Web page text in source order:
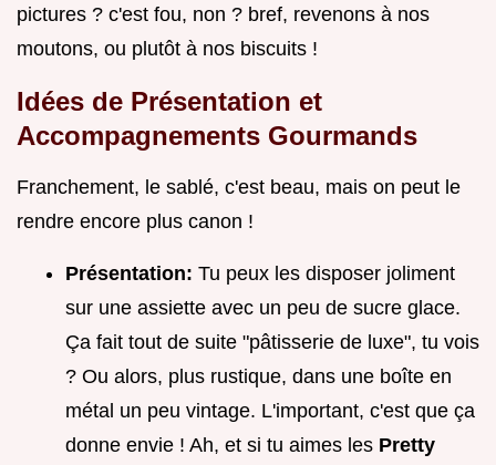
pictures ? c'est fou, non ? bref, revenons à nos
moutons, ou plutôt à nos biscuits !
Idées de Présentation et
Accompagnements Gourmands
Franchement, le sablé, c'est beau, mais on peut le
rendre encore plus canon !
Présentation: Tu peux les disposer joliment
sur une assiette avec un peu de sucre glace.
Ça fait tout de suite "pâtisserie de luxe", tu vois
? Ou alors, plus rustique, dans une boîte en
métal un peu vintage. L'important, c'est que ça
donne envie ! Ah, et si tu aimes les Pretty